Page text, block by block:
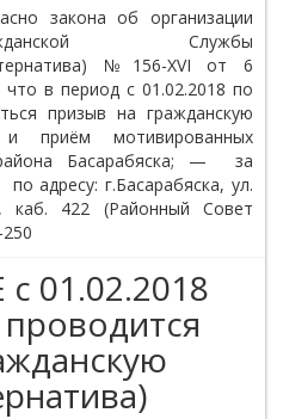
закона об организации
Службы
№156-XVI от 6
в период с 01.02.2018 по
призыв на гражданскую
и приём мотивированных
Басарабяска; — за
адресу: г.Басарабяска, ул.
422 (Районный Совет
01.02.2018